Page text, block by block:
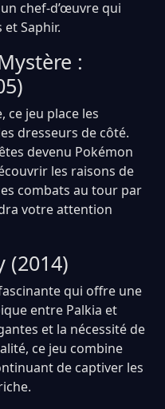
chef-d’œuvre qui
et Saphir.
:
ce jeu place les
dresseurs de côté.
devenu Pokémon
les raisons de
combats au tour par
votre attention
(2014)
qui offre une
entre Palkia et
et la nécessité de
ce jeu combine
de captiver les